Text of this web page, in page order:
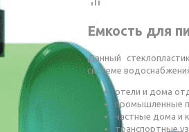
Емкость для
Данный
системе
отели и дома
промышленные
частные дома и
транспортные